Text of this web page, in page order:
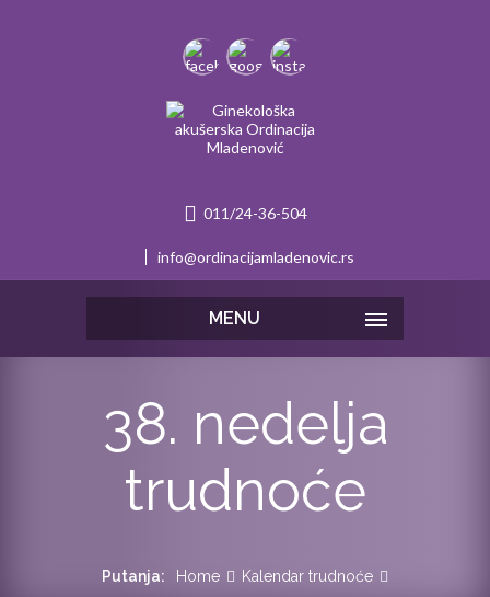
011/24-36-504
info@ordinacijamladenovic.rs
MENU
38. nedelja
trudnoće
Putanja: Home Kalendar trudnoće